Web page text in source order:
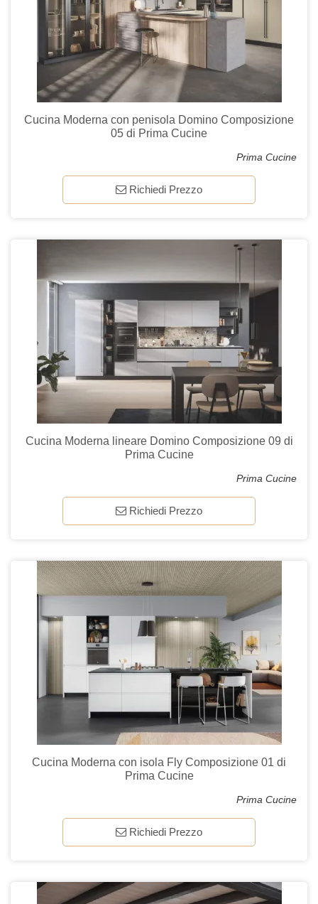
Cucina Moderna con penisola Domino Composizione
05 di Prima Cucine
Prima Cucine
Richiedi Prezzo
Cucina Moderna lineare Domino Composizione 09 di
Prima Cucine
Prima Cucine
Richiedi Prezzo
Cucina Moderna con isola Fly Composizione 01 di
Prima Cucine
Prima Cucine
Richiedi Prezzo